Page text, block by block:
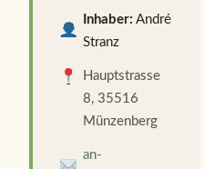
Inhaber: André
Stranz
Hauptstrasse
8, 35516
Münzenberg
an-